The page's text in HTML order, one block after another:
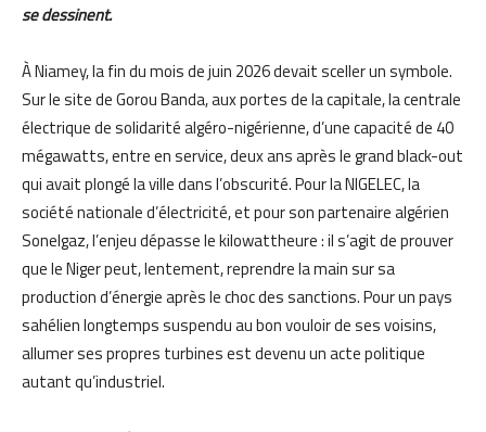
se dessinent.
À Niamey, la fin du mois de juin 2026 devait sceller un symbole.
Sur le site de Gorou Banda, aux portes de la capitale, la centrale
électrique de solidarité algéro-nigérienne, d’une capacité de 40
mégawatts, entre en service, deux ans après le grand black-out
qui avait plongé la ville dans l’obscurité. Pour la NIGELEC, la
société nationale d’électricité, et pour son partenaire algérien
Sonelgaz, l’enjeu dépasse le kilowattheure : il s’agit de prouver
que le Niger peut, lentement, reprendre la main sur sa
production d’énergie après le choc des sanctions. Pour un pays
sahélien longtemps suspendu au bon vouloir de ses voisins,
allumer ses propres turbines est devenu un acte politique
autant qu’industriel.